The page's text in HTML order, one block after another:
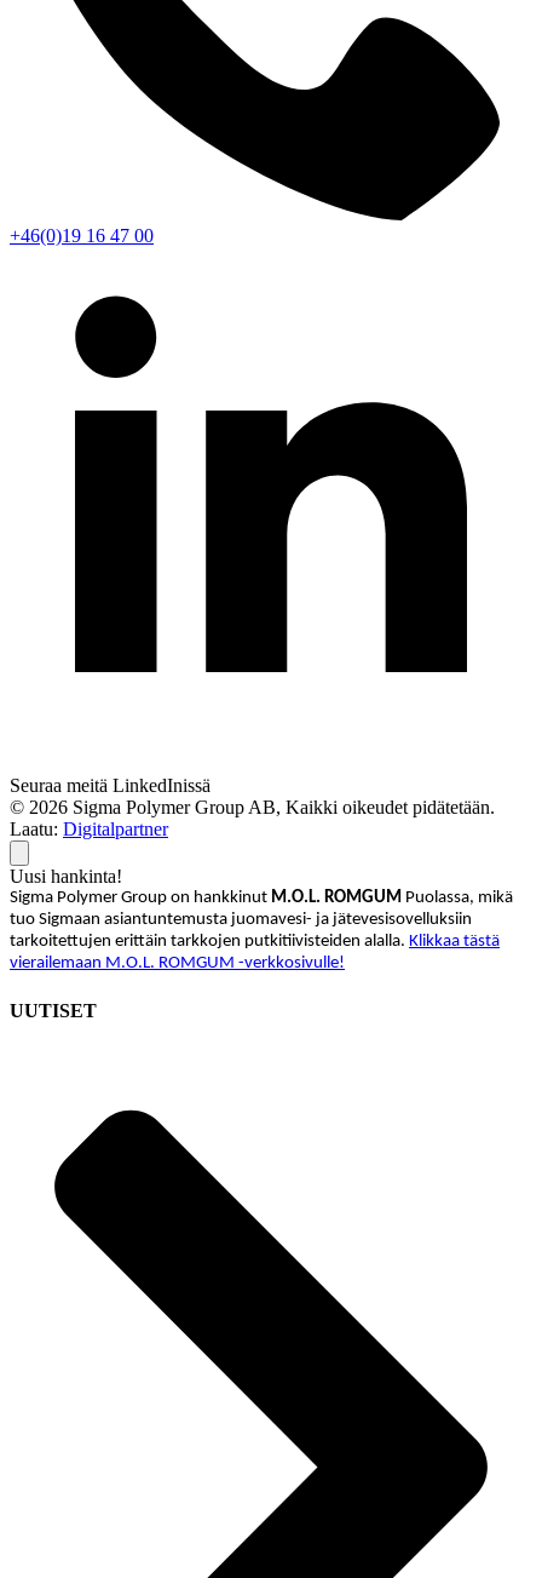
+46(0)19 16 47 00
Seuraa meitä LinkedInissä
© 2026 Sigma Polymer Group AB, Kaikki oikeudet pidätetään.
Laatu: Digitalpartner
Uusi hankinta!
Sigma Polymer Group on hankkinut M.O.L. ROMGUM Puolassa, mikä
tuo Sigmaan asiantuntemusta juomavesi- ja jätevesisovelluksiin
tarkoitettujen erittäin tarkkojen putkitiivisteiden alalla. Klikkaa tästä
vierailemaan M.O.L. ROMGUM -verkkosivulle!
UUTISET